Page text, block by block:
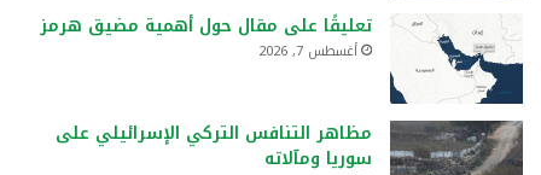
تعليقًا على مقال حول أهمية مضيق هرمز
أغسطس 7, 2026
مظاهر التنافس التركي الإسرائيلي على
سوريا ومآلاته